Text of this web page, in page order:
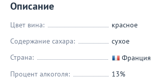
Описание
Цвет вина:
красное
Содержание сахара:
сухое
Страна:
Франция
Процент алкоголя:
13%